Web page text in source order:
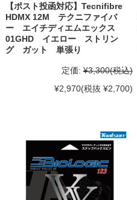
【ポスト投函対応】Tecnifibre
HDMX 12M テクニファイバ
ー エイチディエムエックス
01GHD イエロー ストリン
グ ガット 単張り
定価: ¥3,300(税込)
¥2,970(税抜 ¥2,700)